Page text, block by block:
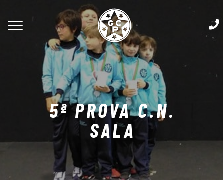
5ª PROVA C.N.
SALA